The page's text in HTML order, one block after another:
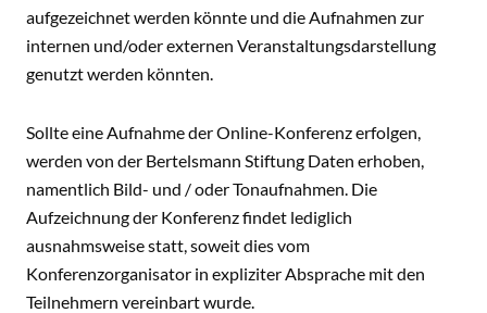
aufgezeichnet werden könnte und die Aufnahmen zur
internen und/oder externen Veranstaltungsdarstellung
genutzt werden könnten.
Sollte eine Aufnahme der Online-Konferenz erfolgen,
werden von der Bertelsmann Stiftung Daten erhoben,
namentlich Bild- und / oder Tonaufnahmen. Die
Aufzeichnung der Konferenz findet lediglich
ausnahmsweise statt, soweit dies vom
Konferenzorganisator in expliziter Absprache mit den
Teilnehmern vereinbart wurde.